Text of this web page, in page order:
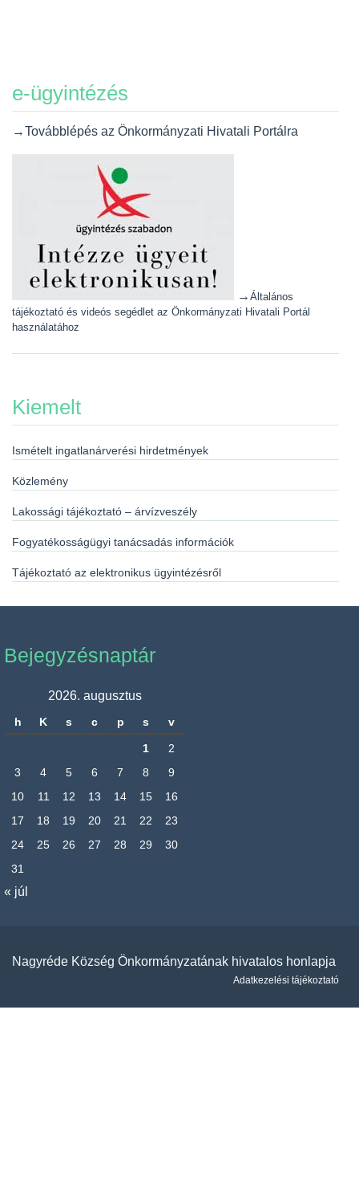
e-ügyintézés
→Továbblépés az Önkormányzati Hivatali Portálra
→ Általános
tájékoztató és videós segédlet az Önkormányzati Hivatali Portál
használatához
Kiemelt
Ismételt ingatlanárverési hirdetmények
Közlemény
Lakossági tájékoztató – árvízveszély
Fogyatékosságügyi tanácsadás információk
Tájékoztató az elektronikus ügyintézésről
Bejegyzésnaptár
2026. augusztus
h K s c p s v
1
2
3
4 5 6 7 8
9
10
11 12 13 14 15
16
17
18 19 20 21 22
23
24
25 26 27 28 29
30
31
« júl
Nagyréde Község Önkormányzatának hivatalos honlapja
Adatkezelési tájékoztató